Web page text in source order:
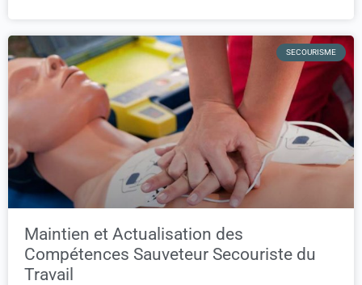
SECOURISME
Maintien et Actualisation des
Compétences Sauveteur Secouriste du
Travail